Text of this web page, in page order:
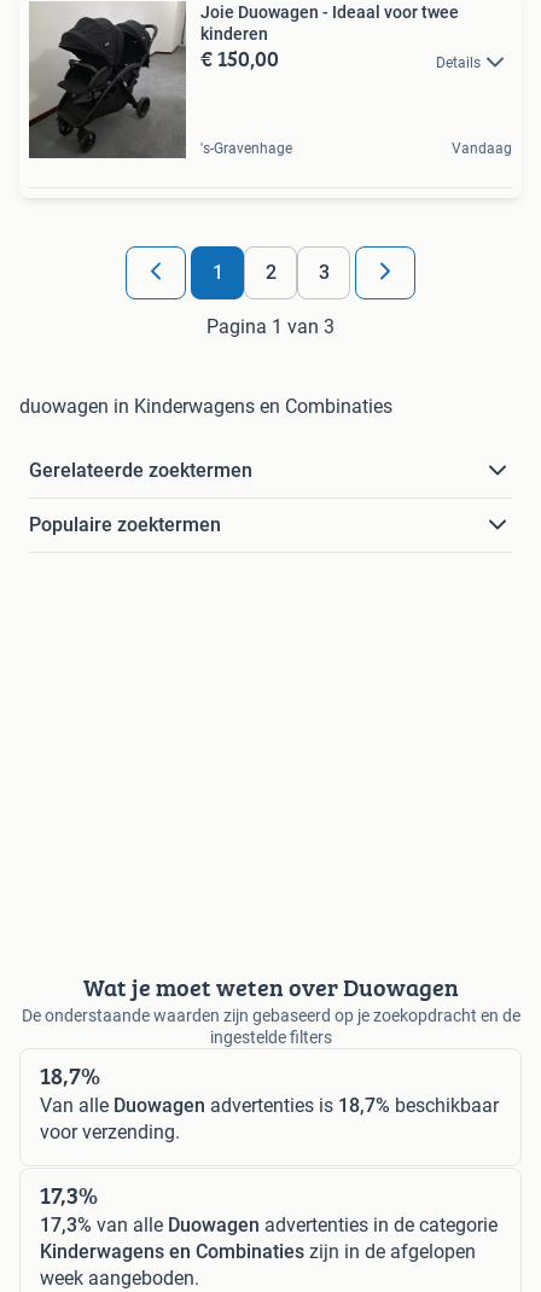
Joie Duowagen - Ideaal voor twee
kinderen
€ 150,00 Details
's-Gravenhage Vandaag
1 2 3
Pagina 1 van 3
duowagen in Kinderwagens en Combinaties
Gerelateerde zoektermen
Populaire zoektermen
Wat je moet weten over Duowagen
De onderstaande waarden zijn gebaseerd op je zoekopdracht en de
ingestelde filters
18,7%
Van alle Duowagen advertenties is 18,7% beschikbaar
voor verzending.
17,3%
17,3% van alle Duowagen advertenties in de categorie
Kinderwagens en Combinaties zijn in de afgelopen
week aangeboden.